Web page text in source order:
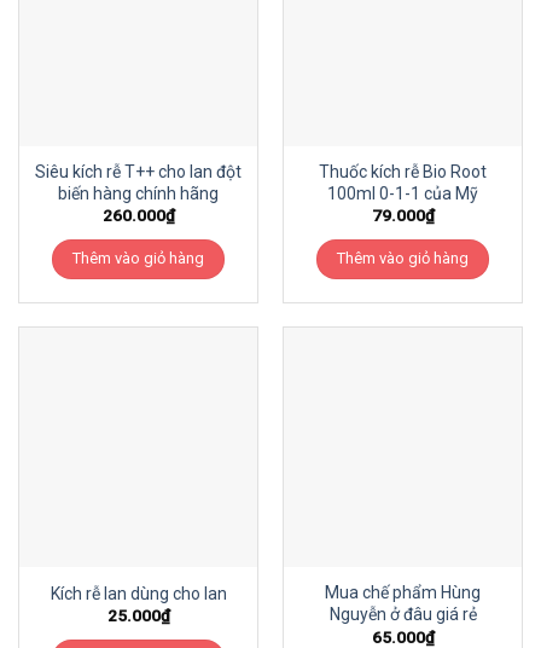
Siêu kích rễ T++ cho lan đột
biến hàng chính hãng
260.000₫
Thêm vào giỏ hàng
Thuốc kích rễ Bio Root
100ml 0-1-1 của Mỹ
79.000₫
Thêm vào giỏ hàng
Kích rễ lan dùng cho lan
25.000₫
Mua chế phẩm Hùng
Nguyễn ở đâu giá rẻ
65.000₫